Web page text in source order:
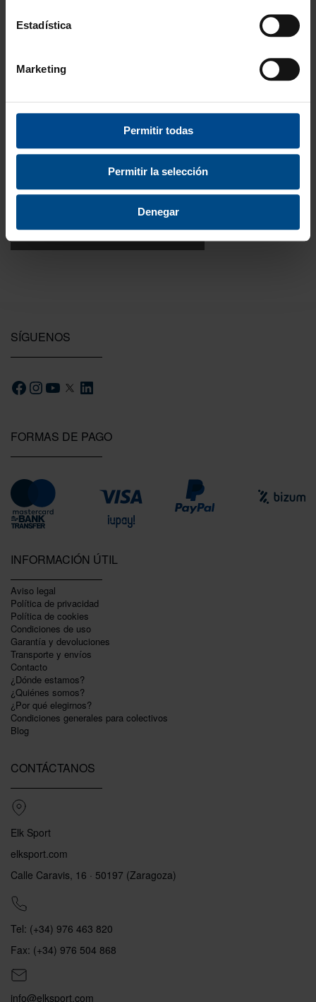
Estadística
Marketing
Permitir todas
Permitir la selección
Denegar
Descubre todos nuestros beneficios
Compra con total tranquilidad.
Todas las novedades que introducimos son
probadas por nuestro equipo.
FORMAS DE PAGO
INFORMACIÓN ÚTIL
Aviso legal
Política de privacidad
Polí­tica de cookies
Condiciones de uso
Garantí­a y devoluciones
Transporte y envíos
Contacto
¿Dónde estamos?
¿Quiénes somos?
¿Por qué elegirnos?
Condiciones generales para colectivos
Blog
CONTÁCTANOS
Elk Sport
elksport.com
Calle Caravis, 16 · 50197 (Zaragoza)
Tel: (+34) 976 463 820
Fax: (+34) 976 504 868
info@elksport.com
SÍGUENOS